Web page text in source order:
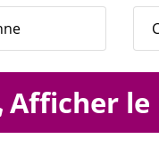
Afficher le